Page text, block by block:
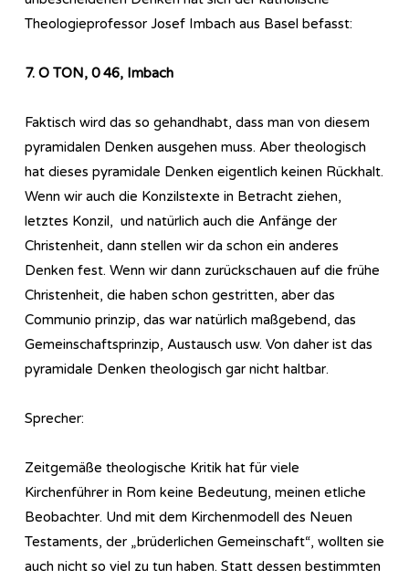
Theologieprofessor Josef Imbach aus Basel befasst:
7. O TON, 0 46, Imbach
Faktisch wird das so gehandhabt, dass man von diesem
pyramidalen Denken ausgehen muss. Aber theologisch
hat dieses pyramidale Denken eigentlich keinen Rückhalt.
Wenn wir auch die Konzilstexte in Betracht ziehen,
letztes Konzil, und natürlich auch die Anfänge der
Christenheit, dann stellen wir da schon ein anderes
Denken fest. Wenn wir dann zurückschauen auf die frühe
Christenheit, die haben schon gestritten, aber das
Communio prinzip, das war natürlich maßgebend, das
Gemeinschaftsprinzip, Austausch usw. Von daher ist das
pyramidale Denken theologisch gar nicht haltbar.
Sprecher:
Zeitgemäße theologische Kritik hat für viele
Kirchenführer in Rom keine Bedeutung, meinen etliche
Beobachter. Und mit dem Kirchenmodell des Neuen
Testaments, der „brüderlichen Gemeinschaft“, wollten sie
auch nicht so viel zu tun haben. Statt dessen bestimmten